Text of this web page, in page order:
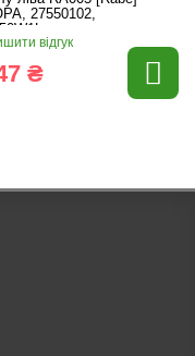
27550102,
відгук
₴